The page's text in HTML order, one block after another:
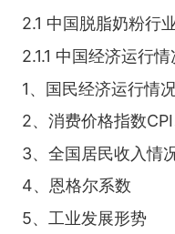
2.1 中国脱脂奶粉行
2.1.1 中国经济运行情
1、国民经济运行情
2、消费价格指数
3、全国居民收入情
4、恩格尔系数
5、工业发展形势